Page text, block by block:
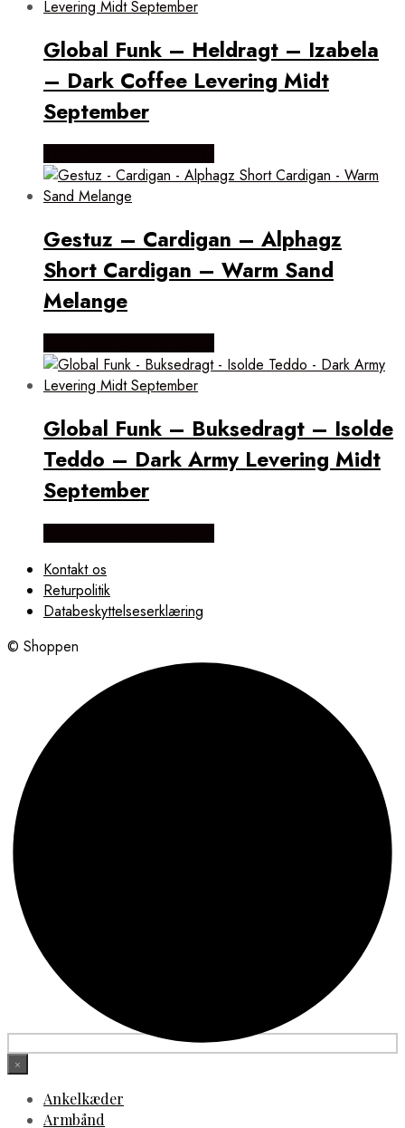
Global Funk – Heldragt – Izabela
– Dark Coffee Levering Midt
September
Gestuz – Cardigan – Alphagz
Short Cardigan – Warm Sand
Melange
Global Funk – Buksedragt – Isolde
Teddo – Dark Army Levering Midt
September
Kontakt os
Returpolitik
Databeskyttelseserklæring
© Shoppen
×
Ankelkæder
Armbånd